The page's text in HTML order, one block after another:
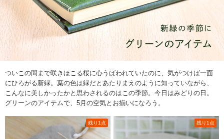
ついこの間まで咲きほこる桜に心うばわれていたのに、気がつけば一面
にひろがる新緑。葉の色は緑だとあたりまえのように知っていながら、
こんなに美しかったかと思わされるのはこの季節。今日はみどりの日。
グリーンのアイテムで、5月の空気とお揃いになろう。
残り1点 残り1点